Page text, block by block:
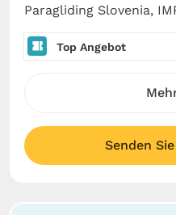
Paragliding Slovenia,
Top Angebot
Senden